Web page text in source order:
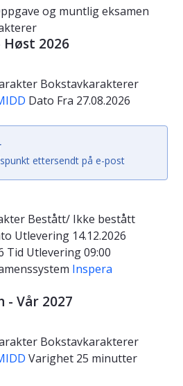
og muntlig eksamen
2026
Bokstavkarakterer
Dato Fra 27.08.2026
ettersendt på e-post
Bestått/ Ikke bestått
Utlevering 14.12.2026
Tid Utlevering 09:00
Inspera
Vår 2027
Bokstavkarakterer
Varighet 25 minutter